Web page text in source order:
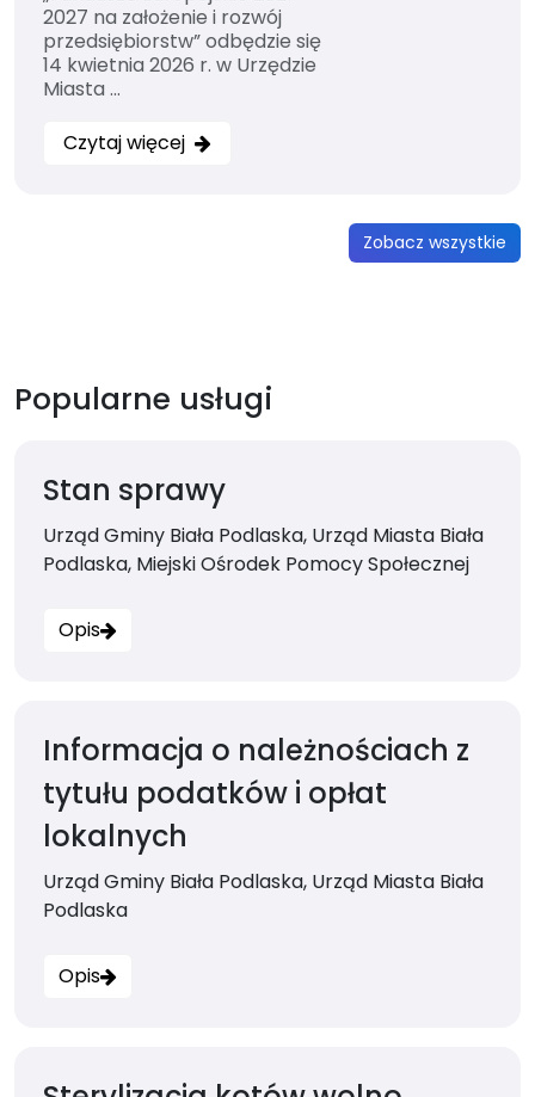
2027 na założenie i rozwój
przedsiębiorstw” odbędzie się
14 kwietnia 2026 r. w Urzędzie
Miasta …
Czytaj więcej
Zobacz wszystkie
Popularne usługi
Stan sprawy
Urząd Gminy Biała Podlaska, Urząd Miasta Biała
Podlaska, Miejski Ośrodek Pomocy Społecznej
Opis
Informacja o należnościach z
tytułu podatków i opłat
lokalnych
Urząd Gminy Biała Podlaska, Urząd Miasta Biała
Podlaska
Opis